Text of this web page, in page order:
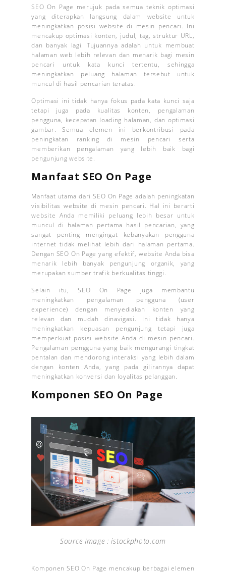
SEO On Page merujuk pada semua teknik optimasi
yang diterapkan langsung dalam website untuk
meningkatkan posisi website di mesin pencari. Ini
mencakup optimasi konten, judul, tag, struktur URL,
dan banyak lagi. Tujuannya adalah untuk membuat
halaman web lebih relevan dan menarik bagi mesin
pencari untuk kata kunci tertentu, sehingga
meningkatkan peluang halaman tersebut untuk
muncul di hasil pencarian teratas.
Optimasi ini tidak hanya fokus pada kata kunci saja
tetapi juga pada kualitas konten, pengalaman
pengguna, kecepatan loading halaman, dan optimasi
gambar. Semua elemen ini berkontribusi pada
peningkatan ranking di mesin pencari serta
memberikan pengalaman yang lebih baik bagi
pengunjung website.
Manfaat SEO On Page
Manfaat utama dari SEO On Page adalah peningkatan
visibilitas website di mesin pencari. Hal ini berarti
website Anda memiliki peluang lebih besar untuk
muncul di halaman pertama hasil pencarian, yang
sangat penting mengingat kebanyakan pengguna
internet tidak melihat lebih dari halaman pertama.
Dengan SEO On Page yang efektif, website Anda bisa
menarik lebih banyak pengunjung organik, yang
merupakan sumber trafik berkualitas tinggi.
Selain itu, SEO On Page juga membantu
meningkatkan pengalaman pengguna (user
experience) dengan menyediakan konten yang
relevan dan mudah dinavigasi. Ini tidak hanya
meningkatkan kepuasan pengunjung tetapi juga
memperkuat posisi website Anda di mesin pencari.
Pengalaman pengguna yang baik mengurangi tingkat
pentalan dan mendorong interaksi yang lebih dalam
dengan konten Anda, yang pada gilirannya dapat
meningkatkan konversi dan loyalitas pelanggan.
Komponen SEO On Page
Source Image : istockphoto.com
Komponen SEO On Page mencakup berbagai elemen